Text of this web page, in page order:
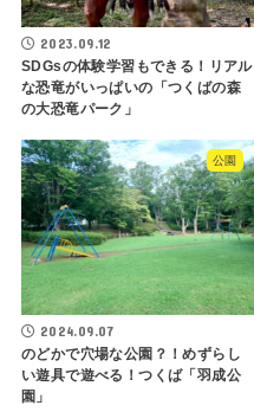
2023.09.12
SDGsの体験学習もできる！リアル
な恐竜がいっぱいの「つくばの森
の大恐竜パーク」
公園
2024.09.07
のどかで穴場な公園？！めずらし
い遊具で遊べる！つくば「羽成公
園」